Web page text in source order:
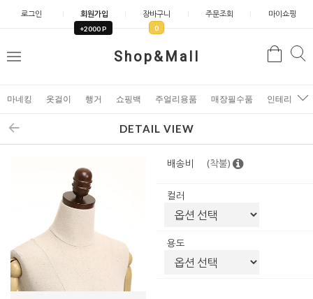
로그인 회원가입
+2000 P
장바구니
0
주문조회 마이쇼핑
Shop&Mall
메
검
마네킹 옷걸이 행거 쇼핑백 주얼리용품 매장필수품 인테리어소
DETAIL VIEW
배송비 (착불)
컬러
용도